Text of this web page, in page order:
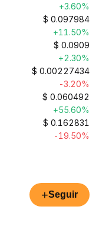
+3.60%
$ 0.097984
+11.50%
$ 0.0909
+2.30%
$ 0.00227434
-3.20%
$ 0.060492
+55.60%
$ 0.162831
-19.50%
+Seguir